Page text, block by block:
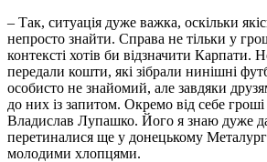
– Так, ситуація дуже важка, оскільки
непросто знайти. Справа не тільки у
контексті хотів би відзначити Карпати.
передали кошти, які зібрали нинішні
особисто не знайомий, але завдяки
до них із запитом. Окремо від себе гроші
Владислав Лупашко. Його я знаю дуже
перетиналися ще у донецькому
молодими хлопцями.